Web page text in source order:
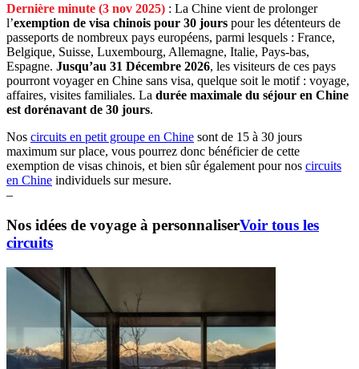
Dernière minute (3 nov 2025) : La Chine vient de prolonger
l’exemption de visa chinois pour 30 jours pour les détenteurs de
passeports de nombreux pays européens, parmi lesquels : France,
Belgique, Suisse, Luxembourg, Allemagne, Italie, Pays-bas,
Espagne. Jusqu’au 31 Décembre 2026, les visiteurs de ces pays
pourront voyager en Chine sans visa, quelque soit le motif : voyage,
affaires, visites familiales. La durée maximale du séjour en Chine
est dorénavant de 30 jours.
Nos circuits en petit groupe en Chine sont de 15 à 30 jours
maximum sur place, vous pourrez donc bénéficier de cette
exemption de visas chinois, et bien sûr également pour nos circuits
en Chine individuels sur mesure.
–
Nos idées de voyage à personnaliserVoir tous les
circuits